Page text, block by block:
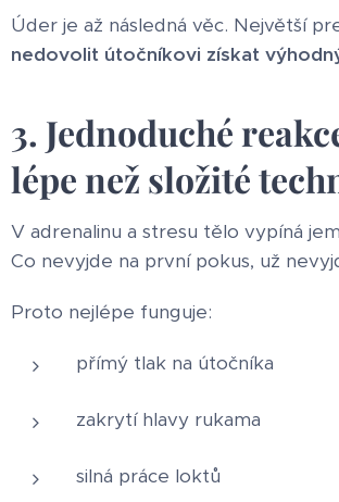
Úder je až následná věc. Největší
nedovolit útočníkovi získat
3. Jednoduché
lépe než složité
V adrenalinu a stresu tělo vypíná
Co nevyjde na první pokus, už
Proto nejlépe funguje:
přímý tlak na útočníka
zakrytí hlavy rukama
silná práce loktů